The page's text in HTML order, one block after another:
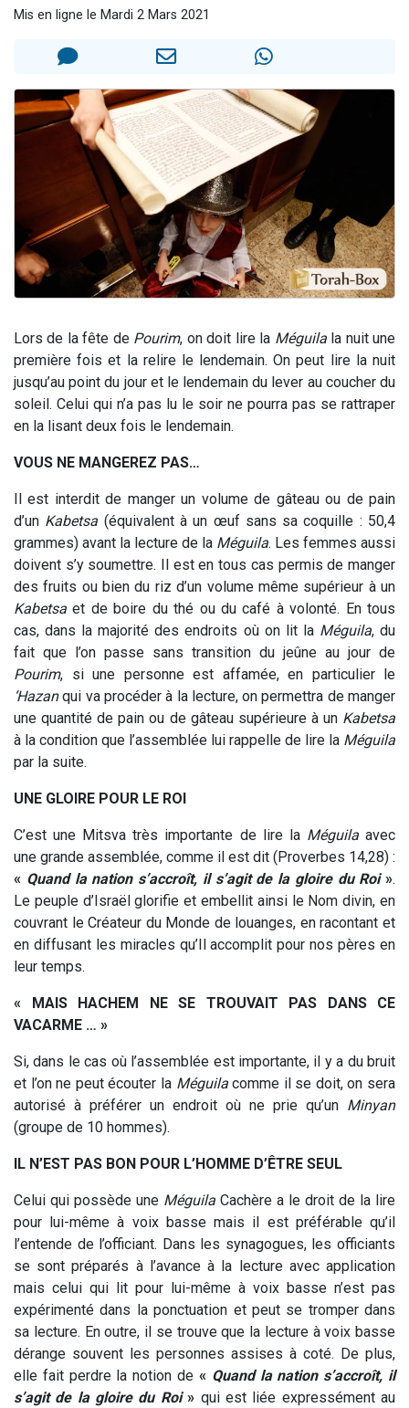
Il reste 49 places pour étudier en groupe sur Zoom
Eva vient de donner son Maasser
Mis en ligne le Mardi 2 Mars 2021
Lors de la fête de Pourim, on doit lire la Méguilala nuit une
première fois et la relire le lendemain. On peut lire la nuit
jusqu’au point du jour et le lendemain du lever au coucher du
soleil. Celui qui n’a pas lu le soir ne pourra pas se rattraper
en la lisant deux fois le lendemain.
VOUS NE MANGEREZ PAS…
Il est interdit de manger un volume de gâteau ou de pain
d’un Kabetsa (équivalent à un œuf sans sa coquille : 50,4
grammes) avant la lecture de la Méguila. Les femmes aussi
doivent s’y soumettre. Il est en tous cas permis de manger
des fruits ou bien du riz d’un volume même supérieur à un
Kabetsa et de boire du thé ou du café à volonté. En tous
cas, dans la majorité des endroits où on lit la Méguila, du
fait que l’on passe sans transition du jeûne au jour de
Pourim, si une personne est affamée, en particulier le
‘Hazanqui va procéder à la lecture, on permettra de manger
une quantité de pain ou de gâteau supérieure à un Kabetsa
à la condition que l’assemblée lui rappelle de lire la Méguila
par la suite.
UNE GLOIRE POUR LE ROI
C’est une Mitsva très importante de lire la Méguilaavec
une grande assemblée, comme il est dit (Proverbes 14,28) :
« Quand la nation s’accroît, il s’agit de la gloire du Roi».
Le peuple d’Israël glorifie et embellit ainsi le Nom divin, en
couvrant le Créateur du Monde de louanges, en racontant et
en diffusant les miracles qu’Il accomplit pour nos pères en
leur temps.
« MAIS HACHEM NE SE TROUVAIT PAS DANS CE
VACARME … »
Si, dans le cas où l’assemblée est importante, il y a du bruit
et l’on ne peut écouter la Méguilacomme il se doit, on sera
autorisé à préférer un endroit où ne prie qu’un Minyan
(groupe de 10 hommes).
IL N’EST PAS BON POUR L’HOMME D’ÊTRE SEUL
Celui qui possède une Méguila Cachère a le droit de la lire
pour lui-même à voix basse mais il est préférable qu’il
l’entende de l’officiant. Dans les synagogues, les officiants
se sont préparés à l’avance à la lecture avec application
mais celui qui lit pour lui-même à voix basse n’est pas
expérimenté dans la ponctuation et peut se tromper dans
sa lecture. En outre, il se trouve que la lecture à voix basse
dérange souvent les personnes assises à coté. De plus,
elle fait perdre la notion de « Quand la nation s’accroît, il
s’agit de la gloire du Roi» qui est liée expressément au